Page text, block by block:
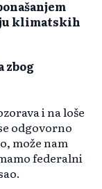
klimatskih
zbog
i na loše
odgovorno
može nam
federalni